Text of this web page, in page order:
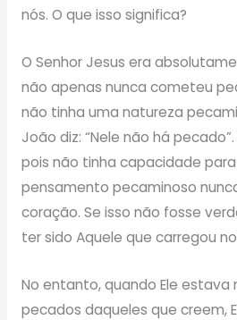
nós. O que isso significa?
O Senhor Jesus era
não apenas nunca cometeu
não tinha uma natureza
João diz: “Nele não há
pois não tinha capacidade para
pensamento pecaminoso
coração. Se isso não fosse
ter sido Aquele que carregou
No entanto, quando Ele estava
pecados daqueles que creem,